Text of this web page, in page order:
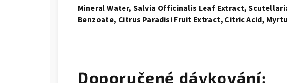
Mineral Water, Salvia Officinalis Leaf Extract,
Benzoate, Citrus Paradisi Fruit Extract, Citric Acid,
Doporučené dávkování: